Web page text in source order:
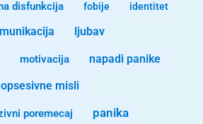
disfunkcija fobije identitet
ljubav
motivacija napadi panike
opsesivne misli
poremecaj panika